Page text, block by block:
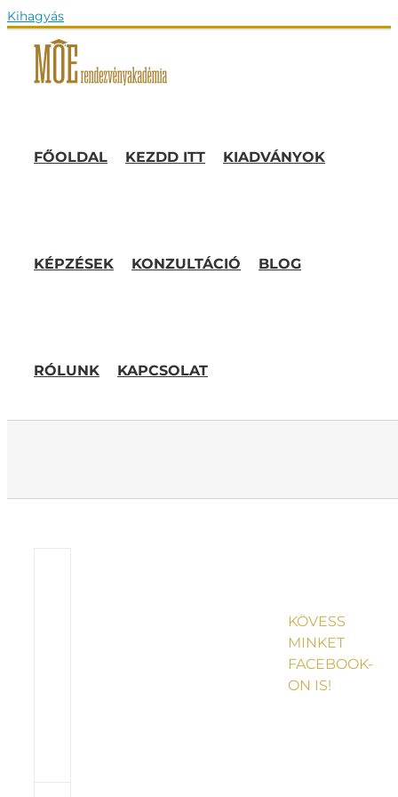
Kihagyás
FŐOLDAL KEZDD ITT KIADVÁNYOK
KÉPZÉSEK KONZULTÁCIÓ BLOG
RÓLUNK KAPCSOLAT
KÖVESS
MINKET
FACEBOOK-
ON IS!